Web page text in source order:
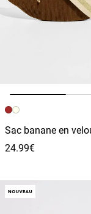
Image précédente
Image suivante
24.99€